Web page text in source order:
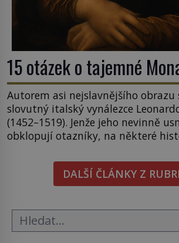
15 otázek o tajemné
Autorem asi nejslavnějšího obrazu
slovutný italský vynálezce
(1452–1519). Jenže jeho nevinně
obklopují otazníky, na některé
pověsil Napoleon? Samotný císař
Bonaparte (1769–1821) má pro
tak si ji ještě jako první konzul
DALŠÍ ČLÁNKY Z